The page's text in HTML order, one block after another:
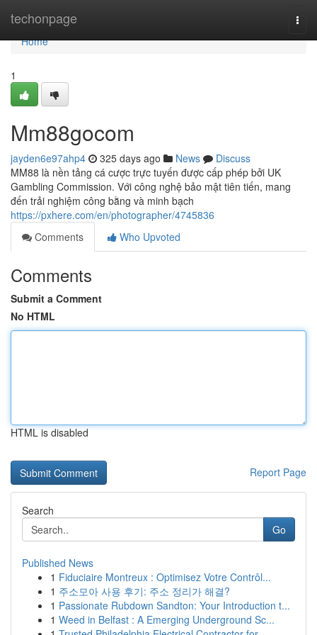
techonpage
Home
Home
1
Mm88gocom
jayden6e97ahp4 325 days ago News
Discuss
MM88 là nền tảng cá cược trực tuyến được cấp phép bởi UK
Gambling Commission. Với công nghệ bảo mật tiên tiến, mang
đến trải nghiệm công bằng và minh bạch
https://pxhere.com/en/photographer/4745836
Comments
Who Upvoted
Comments
Submit a Comment
No HTML
HTML is disabled
Report Page
Search
Go
Published News
1 Fiduciaire Montreux : Optimisez Votre Contrôl...
1 주소모아 사용 후기: 주소 정리가 해결?
1 Passionate Rubdown Sandton: Your Introduction t...
1 Weed in Belfast : A Emerging Underground Sc...